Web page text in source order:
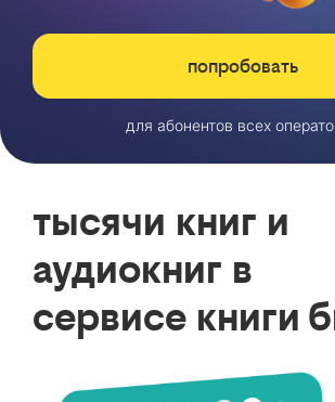
попробовать
для абонентов всех
тысячи книг и
аудиокниг в
сервисе книги